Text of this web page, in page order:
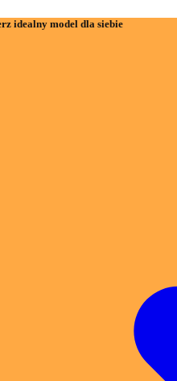
idealny model dla siebie